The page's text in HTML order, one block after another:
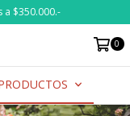
$350.000.-
0